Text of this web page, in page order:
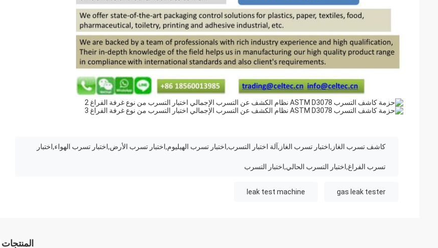
كاشف تسرب الغاز,اختبار تسرب الغاز,آلة اختبار التسرب,اختبار تسرب الهيليوم,اختبار تسرب الأرض,اختبار تسرب الهواء,اختبار
تسرب الفراغ,اختبار التسرب الحالي,اختبار التسرب
gas leak tester
leak test machine